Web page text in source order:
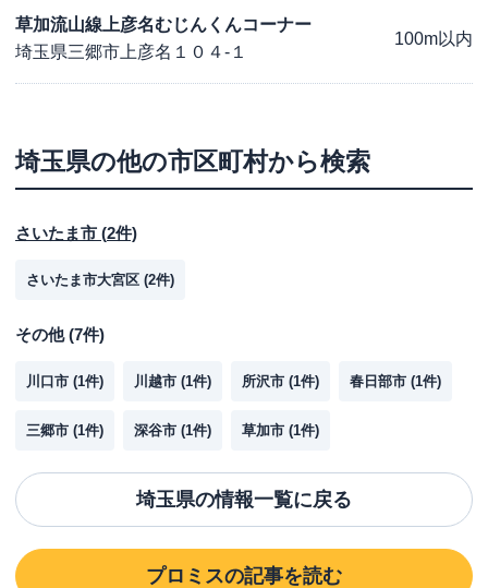
草加流山線上彦名むじんくんコーナー
埼玉県三郷市上彦名１０４-１
100m以内
埼玉県の他の市区町村から検索
さいたま市 (2件)
さいたま市大宮区 (2件)
その他(7件)
川口市 (1件) 川越市 (1件) 所沢市 (1件) 春日部市 (1件)
三郷市 (1件) 深谷市 (1件) 草加市 (1件)
埼玉県の情報一覧に戻る
プロミスの記事を読む